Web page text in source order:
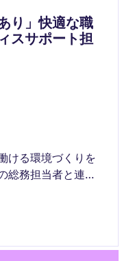
り」快適な職
スサポート担
ける環境づくりを
総務担当者と連携